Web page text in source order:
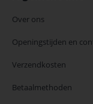
Over ons
Openingstijden en
Verzendkosten
Betaalmethoden